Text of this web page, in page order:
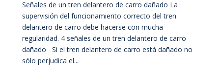
Señales de un tren delantero de carro dañado La
supervisión del funcionamiento correcto del tren
delantero de carro debe hacerse con mucha
regularidad. 4 señales de un tren delantero de carro
dañado Si el tren delantero de carro está dañado no
sólo perjudica el...